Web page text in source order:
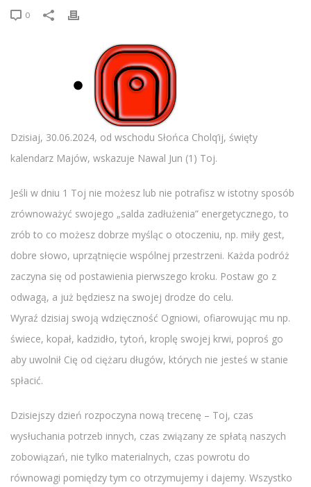
0
Dzisiaj, 30.06.2024, od wschodu Słońca Cholq’ij, święty
kalendarz Majów, wskazuje Nawal Jun (1) Toj.
Jeśli w dniu 1 Toj nie możesz lub nie potrafisz w istotny sposób
zrównoważyć swojego „salda zadłużenia” energetycznego, to
zrób to co możesz dobrze myśląc o otoczeniu, np. miły gest,
dobre słowo, uprzątnięcie wspólnej przestrzeni. Każda podróż
zaczyna się od postawienia pierwszego kroku. Postaw go z
odwagą, a już będziesz na swojej drodze do celu.
Wyraź dzisiaj swoją wdzięczność Ogniowi, ofiarowując mu np.
świece, kopał, kadzidło, tytoń, kroplę swojej krwi, poproś go
aby uwolnił Cię od ciężaru długów, których nie jesteś w stanie
spłacić.
Dzisiejszy dzień rozpoczyna nową trecenę – Toj, czas
wysłuchania potrzeb innych, czas związany ze spłatą naszych
zobowiązań, nie tylko materialnych, czas powrotu do
równowagi pomiędzy tym co otrzymujemy i dajemy. Wszystko